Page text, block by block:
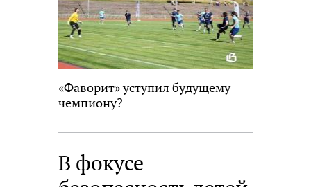
«Фаворит» уступил будущему
чемпиону?
В фокусе